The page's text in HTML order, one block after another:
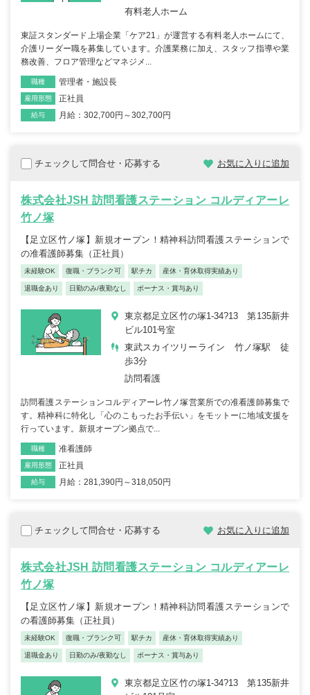
有料老人ホーム
東証スタンダード上場企業「ケア21」が運営する有料老人ホームにて、
介護リーダー職を募集しています。介護業務に加え、スタッフ指導や業
務改善、フロア管理などマネジメ...
職種 管理者・施設長
雇用形態 正社員
給与 月給：302,700円～302,700円
チェックして問合せ・応募する お気に入りに追加
株式会社JSH 訪問看護ステーション コルディアーレ
竹ノ塚
【足立区竹ノ塚】新規オープン！精神科訪問看護ステーションで
の准看護師募集（正社員）
未経験OK 復職・ブランク可 駅チカ 産休・育休取得実績あり
退職金あり 日勤のみ/夜勤なし ボーナス・賞与あり
東京都足立区竹の塚1-34?13 第135新井
ビル101号室
東武スカイツリーライン 竹ノ塚駅 徒
歩3分
訪問看護
訪問看護ステーションコルディアーレ竹ノ塚営業所での准看護師募集で
す。精神科に特化し「心のこもったお手伝い」をモットーに地域支援を
行っています。新規オープン拠点で...
職種 准看護師
雇用形態 正社員
給与 月給：281,390円～318,050円
チェックして問合せ・応募する お気に入りに追加
株式会社JSH 訪問看護ステーション コルディアーレ
竹ノ塚
【足立区竹ノ塚】新規オープン！精神科訪問看護ステーションで
の看護師募集（正社員）
未経験OK 復職・ブランク可 駅チカ 産休・育休取得実績あり
退職金あり 日勤のみ/夜勤なし ボーナス・賞与あり
東京都足立区竹の塚1-34?13 第135新井